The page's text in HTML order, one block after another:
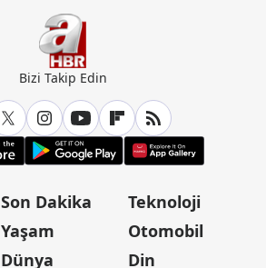
Bizi Takip Edin
Son Dakika
Yaşam
Dünya
Teknoloji
Otomobil
Din